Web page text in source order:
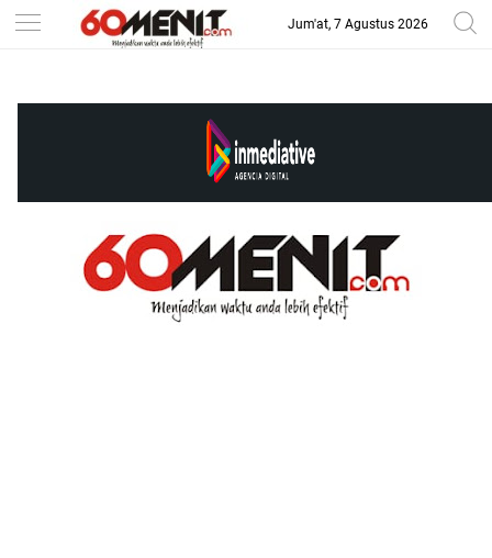
--> Jum'at, 7 Agustus 2026